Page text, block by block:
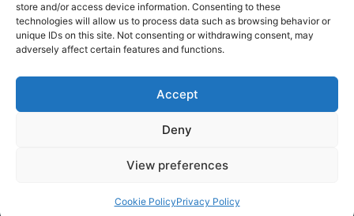
store and/or access device information. Consenting to these
technologies will allow us to process data such as browsing behavior or
unique IDs on this site. Not consenting or withdrawing consent, may
adversely affect certain features and functions.
Accept
Deny
View preferences
Cookie PolicyPrivacy Policy
15 La Bourdonnerie 50430 Vesly
prosecuted.blusher.yielded
DE
Datenschutzrichtlinie